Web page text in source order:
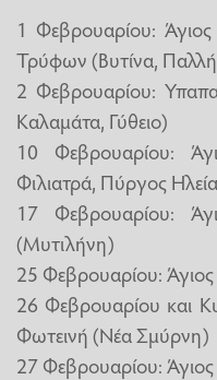
1 Φεβρουαρίου:
Τρύφων (Βυτίνα,
2 Φεβρουαρίου:
Καλαμάτα, Γύθειο)
10 Φεβρουαρίου:
Φιλιατρά, Πύργος
17 Φεβρουαρίου:
(Μυτιλήνη)
25 Φεβρουαρίου:
26 Φεβρουαρίου και
Φωτεινή (Νέα Σμύρνη)
27 Φεβρουαρίου: